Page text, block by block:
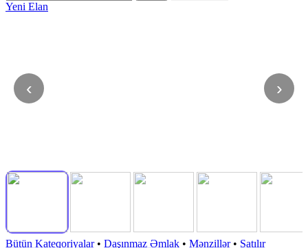
Yeni Elan
‹ ›
Bütün Kateqoriyalar• Daşınmaz Əmlak • Mənzillər• Satılır